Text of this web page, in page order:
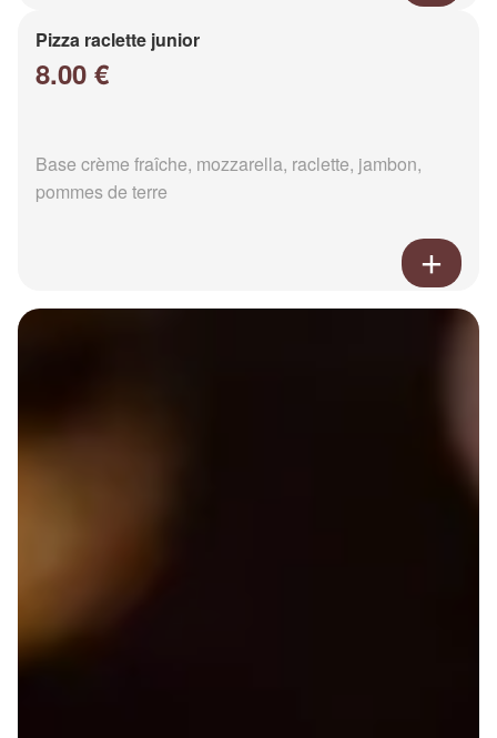
Pizza raclette junior
8.00 €
Base crème fraîche, mozzarella, raclette, jambon,
pommes de terre